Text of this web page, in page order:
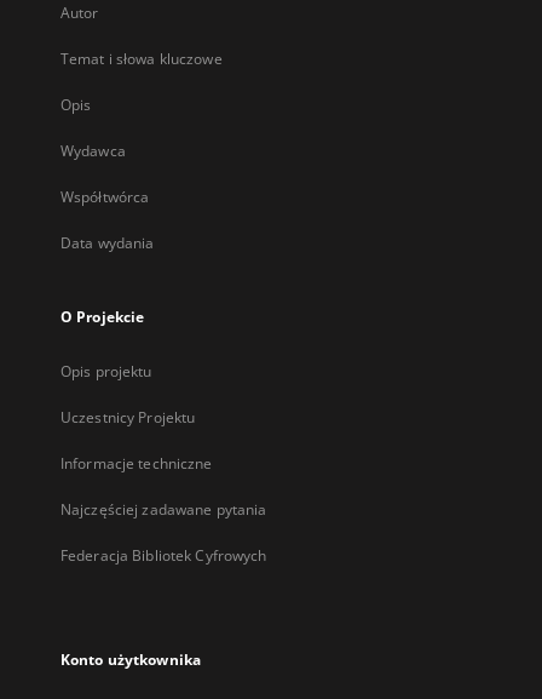
Autor
Temat i słowa kluczowe
Opis
Wydawca
Współtwórca
Data wydania
O Projekcie
Opis projektu
Uczestnicy Projektu
Informacje techniczne
Najczęściej zadawane pytania
Federacja Bibliotek Cyfrowych
Konto użytkownika